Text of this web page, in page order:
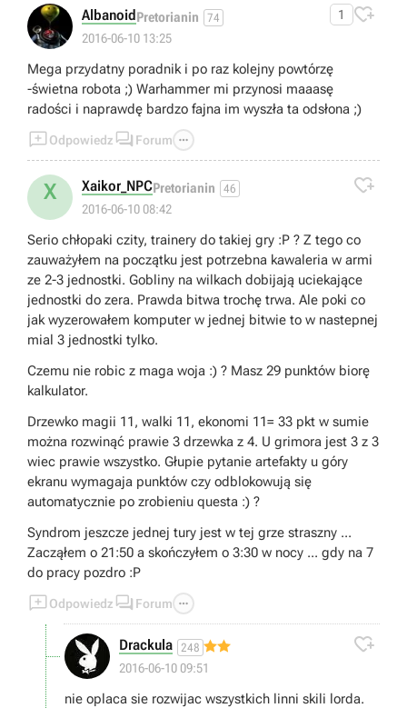
AlbanoidPretorianin 74
2016-06-10 13:25
1 
Mega przydatny poradnik i po raz kolejny powtórzę
-świetna robota ;) Warhammer mi przynosi maaasę
radości i naprawdę bardzo fajna im wyszła ta odsłona ;)
Odpowiedz  Forum 
X Xaikor_NPCPretorianin 46
2016-06-10 08:42

Serio chłopaki czity, trainery do takiej gry :P ? Z tego co
zauważyłem na początku jest potrzebna kawaleria w armi
ze 2-3 jednostki. Gobliny na wilkach dobijają uciekające
jednostki do zera. Prawda bitwa trochę trwa. Ale poki co
jak wyzerowałem komputer w jednej bitwie to w nastepnej
mial 3 jednostki tylko.
Czemu nie robic z maga woja :) ? Masz 29 punktów biorę
kalkulator.
Drzewko magii 11, walki 11, ekonomi 11= 33 pkt w sumie
można rozwinąć prawie 3 drzewka z 4. U grimora jest 3 z 3
wiec prawie wszystko. Głupie pytanie artefakty u góry
ekranu wymagaja punktów czy odblokowują się
automatycznie po zrobieniu questa :) ?
Syndrom jeszcze jednej tury jest w tej grze straszny ...
Zacząłem o 21:50 a skończyłem o 3:30 w nocy ... gdy na 7
do pracy pozdro :P
Odpowiedz  Forum 
Drackula 248
2016-06-10 09:51

nie oplaca sie rozwijac wszystkich linni skili lorda.